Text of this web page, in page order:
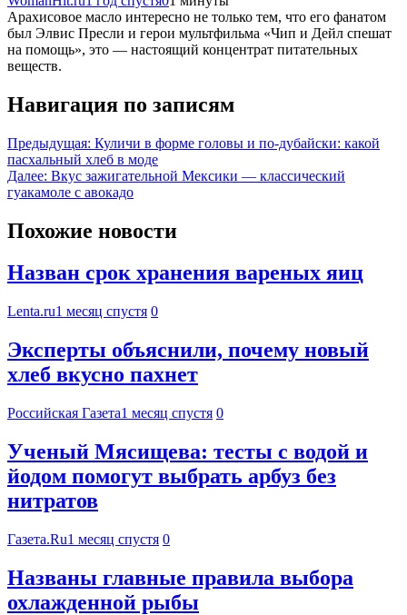
Арахисовое масло интересно не только тем, что его фанатом
был Элвис Пресли и герои мультфильма «Чип и Дейл спешат
на помощь», это — настоящий концентрат питательных
веществ.
Навигация по записям
Предыдущая: Куличи в форме головы и по-дубайски: какой
пасхальный хлеб в моде
Далее: Вкус зажигательной Мексики — классический
гуакамоле с авокадо
Похожие новости
Назван срок хранения вареных яиц
Lenta.ru1 месяц спустя 0
Эксперты объяснили, почему новый
хлеб вкусно пахнет
Российская Газета1 месяц спустя 0
Ученый Мясищева: тесты с водой и
йодом помогут выбрать арбуз без
нитратов
Газета.Ru1 месяц спустя 0
Названы главные правила выбора
охлажденной рыбы